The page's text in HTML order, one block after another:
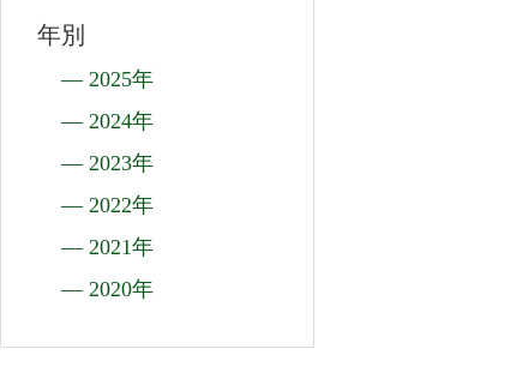
年別
― 2025年
― 2024年
― 2023年
― 2022年
― 2021年
― 2020年